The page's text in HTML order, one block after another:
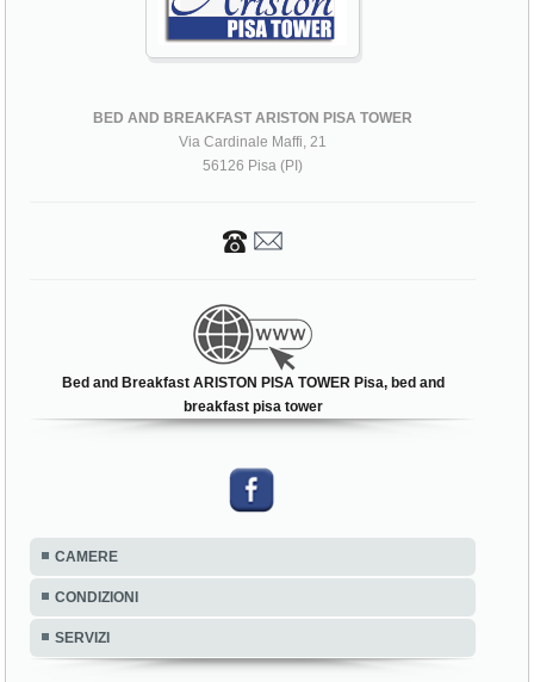
BED AND BREAKFAST ARISTON PISA TOWER
Via Cardinale Maffi, 21
56126 Pisa (PI)
Bed and Breakfast ARISTON PISA TOWER Pisa, bed and
breakfast pisa tower
CAMERE
CONDIZIONI
SERVIZI